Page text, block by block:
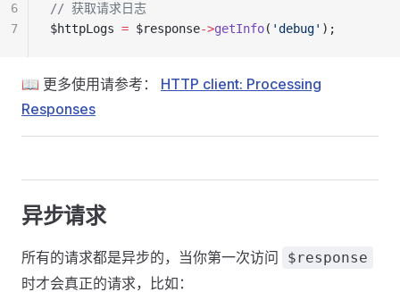
// 获取请求日志
$httpLogs = $response->getInfo( 'debug' );
6
7
📖 更多使用请参考： HTTP client: Processing
Responses
异步请求
所有的请求都是异步的，当你第一次访问 $response
时才会真正的请求，比如：